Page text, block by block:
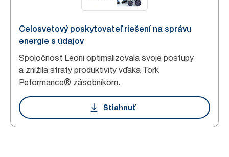
Celosvetový poskytovateľ riešení na správu
energie s údajov
Spoločnosť Leoni optimalizovala svoje postupy
a znížila straty produktivity vďaka Tork
Peformance® zásobníkom.
Stiahnuť